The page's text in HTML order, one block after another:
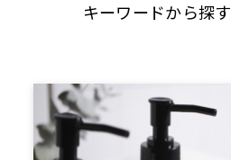
キーワードから探す